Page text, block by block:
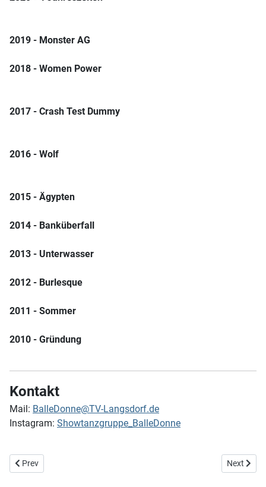
2019 - Monster AG
2018 - Women Power
2017 - Crash Test Dummy
2016 - Wolf
2015 - Ägypten
2014 - Banküberfall
2013 - Unterwasser
2012 - Burlesque
2011 - Sommer
2010 - Gründung
Kontakt
Mail: BalleDonne@TV-Langsdorf.de
Instagram: Showtanzgruppe_BalleDonne
Previous article: Tanzgruppe Diamond Girls
Prev Next
Next